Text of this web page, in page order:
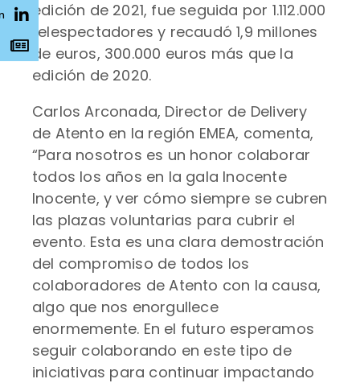
edición de 2021, fue seguida por 1.112.000
telespectadores y recaudó 1,9 millones
de euros, 300.000 euros más que la
edición de 2020.
Carlos Arconada, Director de Delivery
de Atento en la región EMEA, comenta,
“Para nosotros es un honor colaborar
todos los años en la gala Inocente
Inocente, y ver cómo siempre se cubren
las plazas voluntarias para cubrir el
evento. Esta es una clara demostración
del compromiso de todos los
colaboradores de Atento con la causa,
algo que nos enorgullece
enormemente. En el futuro esperamos
seguir colaborando en este tipo de
iniciativas para continuar impactando